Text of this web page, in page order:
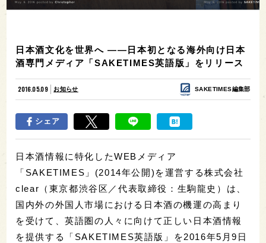
日本酒文化を世界へ ――日本初となる海外向け日本
酒専門メディア「SAKETIMES英語版」をリリース
2016.05.09 お知らせ SAKETIMES編集部
シェア
日本酒情報に特化したWEBメディア
「SAKETIMES」(2014年公開)を運営する株式会社
clear（東京都渋谷区／代表取締役：生駒龍史）は、
国内外の外国人市場における日本酒の機運の高まり
を受けて、英語圏の人々に向けて正しい日本酒情報
を提供する「SAKETIMES英語版」を2016年5月9日